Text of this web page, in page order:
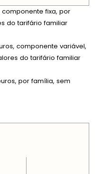
fixa, por
do tarifário familiar
componente variável,
do tarifário familiar
por família, sem